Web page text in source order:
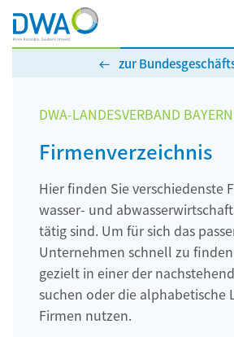
zur
DWA-LANDESVERBAND BAYERN
Firmenverzeichnis
Hier finden Sie verschiedenste
wasser- und
tätig sind. Um für sich das
Unternehmen schnell zu
gezielt in einer der
suchen oder die alphabetische
Firmen nutzen.